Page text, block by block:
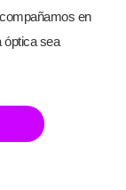
en
óptica sea